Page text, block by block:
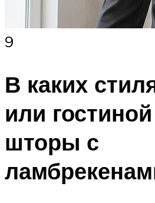
9
В каких
или
шторы с